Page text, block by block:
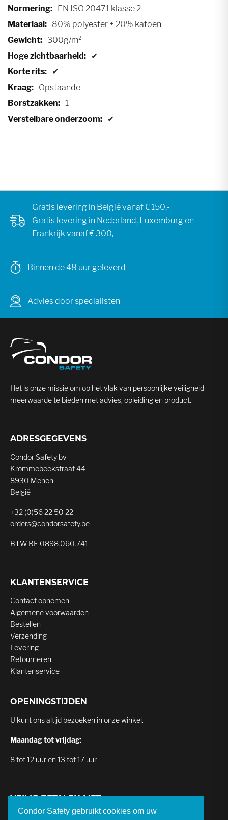
Condor Safety gebruikt cookies om uw
informatie
EN ISO 20471 klasse 2
80% polyester + 20% katoen
300g/m²
✔
✔
Opstaande
1
✔
Gratis levering in België vanaf € 150,-
Gratis levering in Nederland, Luxemburg en
Frankrijk vanaf € 300,-
Binnen de 48 uur geleverd
Advies door specialisten
Het is onze missie om op het vlak van persoonlijke veiligheid
meerwaarde te bieden met advies, opleiding en product.
ADRESGEGEVENS
Condor Safety bv
Krommebeekstraat 44
8930 Menen
België
+32 (0)56 22 50 22
orders@condorsafety.be
BTW BE 0898.060.741
KLANTENSERVICE
Contact opnemen
Algemene voorwaarden
Bestellen
Verzending
Levering
Retourneren
Klantenservice
OPENINGSTIJDEN
U kunt ons altijd bezoeken in onze winkel.
Maandag tot vrijdag:
8 tot 12 uur en 13 tot 17 uur
VEILIG BETALEN MET